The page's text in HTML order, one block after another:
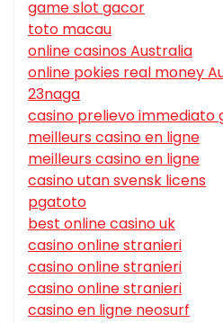
game slot gacor
toto macau
online casinos Australia
online pokies real money
23naga
casino prelievo immediato
meilleurs casino en ligne
meilleurs casino en ligne
casino utan svensk licens
pgatoto
best online casino uk
casino online stranieri
casino online stranieri
casino online stranieri
casino en ligne neosurf